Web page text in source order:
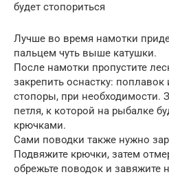
будет стопориться
Лучше во время намотки
пальцем чуть выше катушки.
После намотки пропустите
закрепить оснастку: поплавок
стопоры, при необходимости.
петля, к которой на рыбалке
крючками.
Сами поводки также нужно
Подвяжите крючки, затем
обрежьте поводок и завяжите